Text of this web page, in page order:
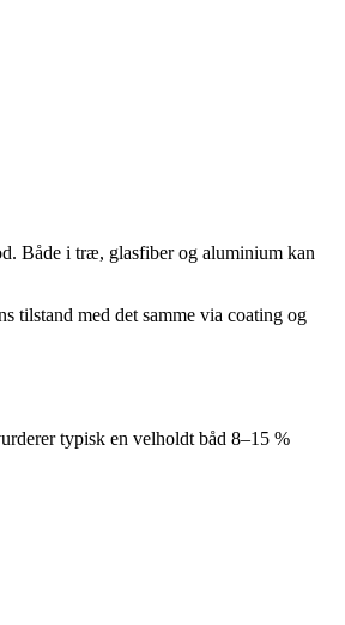
Både i træ, glasfiber og aluminium kan
tilstand med det samme via coating og
typisk en velholdt båd 8–15 %